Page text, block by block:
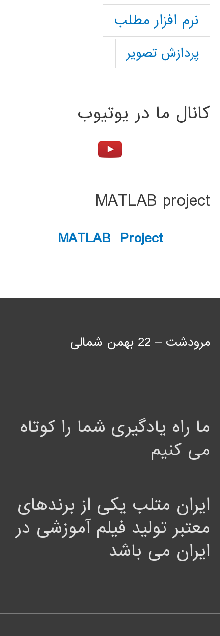
نرم افزار مطلب
پردازش تصویر
کانال ما در یوتیوب
MATLAB project
MATLAB Project
مرودشت – 22 بهمن شمالی
ما راه یادگیری شما را کوتاه
می کنیم
ایران متلب یکی از برندهای
معتبر تولید فیلم آموزشی در
ایران می باشد